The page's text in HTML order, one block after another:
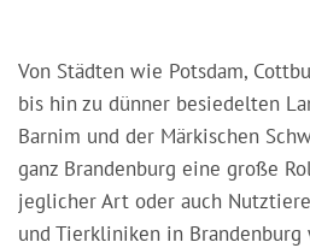
Von Städten wie Potsdam,
bis hin zu dünner besiedelten
Barnim und der Märkischen
ganz Brandenburg eine große
jeglicher Art oder auch
und Tierkliniken in